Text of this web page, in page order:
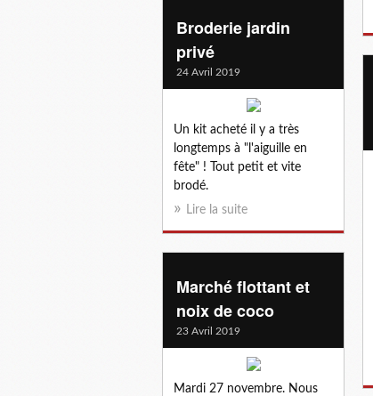
Broderie jardin
privé
24 Avril 2019
Un kit acheté il y a très
longtemps à "l'aiguille en
fête" ! Tout petit et vite
brodé.
Lire la suite
Marché flottant et
noix de coco
23 Avril 2019
Mardi 27 novembre. Nous